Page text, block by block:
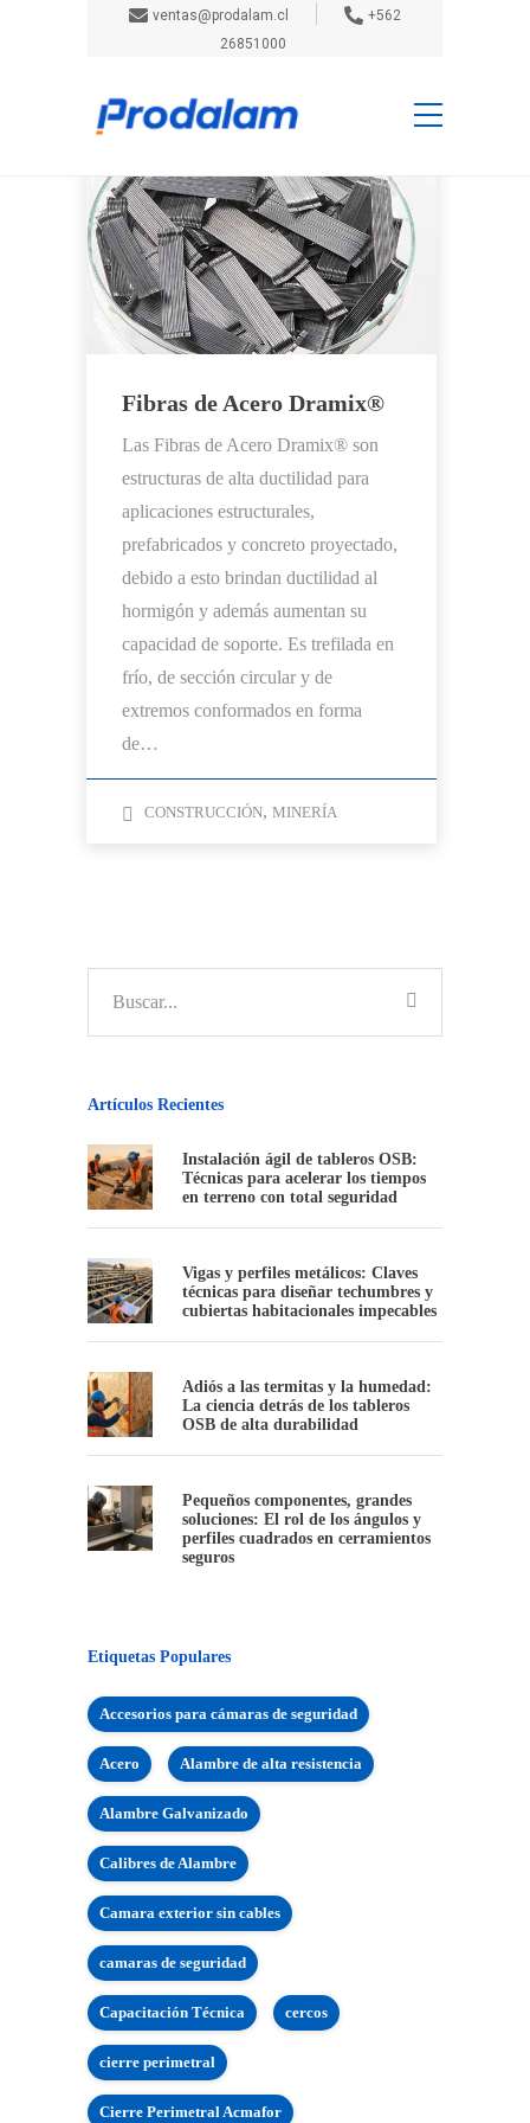
ventas@prodalam.cl
+562
26851000
Fibras de Acero Dramix®
Las Fibras de Acero Dramix® son
estructuras de alta ductilidad para
aplicaciones estructurales,
prefabricados y concreto proyectado,
debido a esto brindan ductilidad al
hormigón y además aumentan su
capacidad de soporte. Es trefilada en
frío, de sección circular y de
extremos conformados en forma
de…
CONSTRUCCIÓN, MINERÍA
Artículos Recientes
Instalación ágil de tableros OSB:
Técnicas para acelerar los tiempos
en terreno con total seguridad
Vigas y perfiles metálicos: Claves
técnicas para diseñar techumbres y
cubiertas habitacionales impecables
Adiós a las termitas y la humedad:
La ciencia detrás de los tableros
OSB de alta durabilidad
Pequeños componentes, grandes
soluciones: El rol de los ángulos y
perfiles cuadrados en cerramientos
seguros
Etiquetas Populares
Accesorios para cámaras de seguridad
Acero Alambre de alta resistencia
Alambre Galvanizado
Calibres de Alambre
Camara exterior sin cables
camaras de seguridad
Capacitación Técnica cercos
cierre perimetral
Cierre Perimetral Acmafor